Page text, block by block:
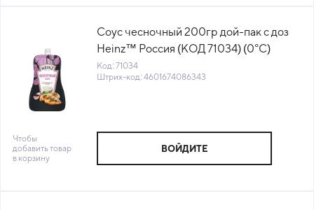
Соус чесночный 200гр дой-пак с доз
Heinz™ Россия (КОД 71034) (0°С)
Код: 71034
Штрих-код: 4601674086343
Чтобы
добавить товар
в корзину
ВОЙДИТЕ